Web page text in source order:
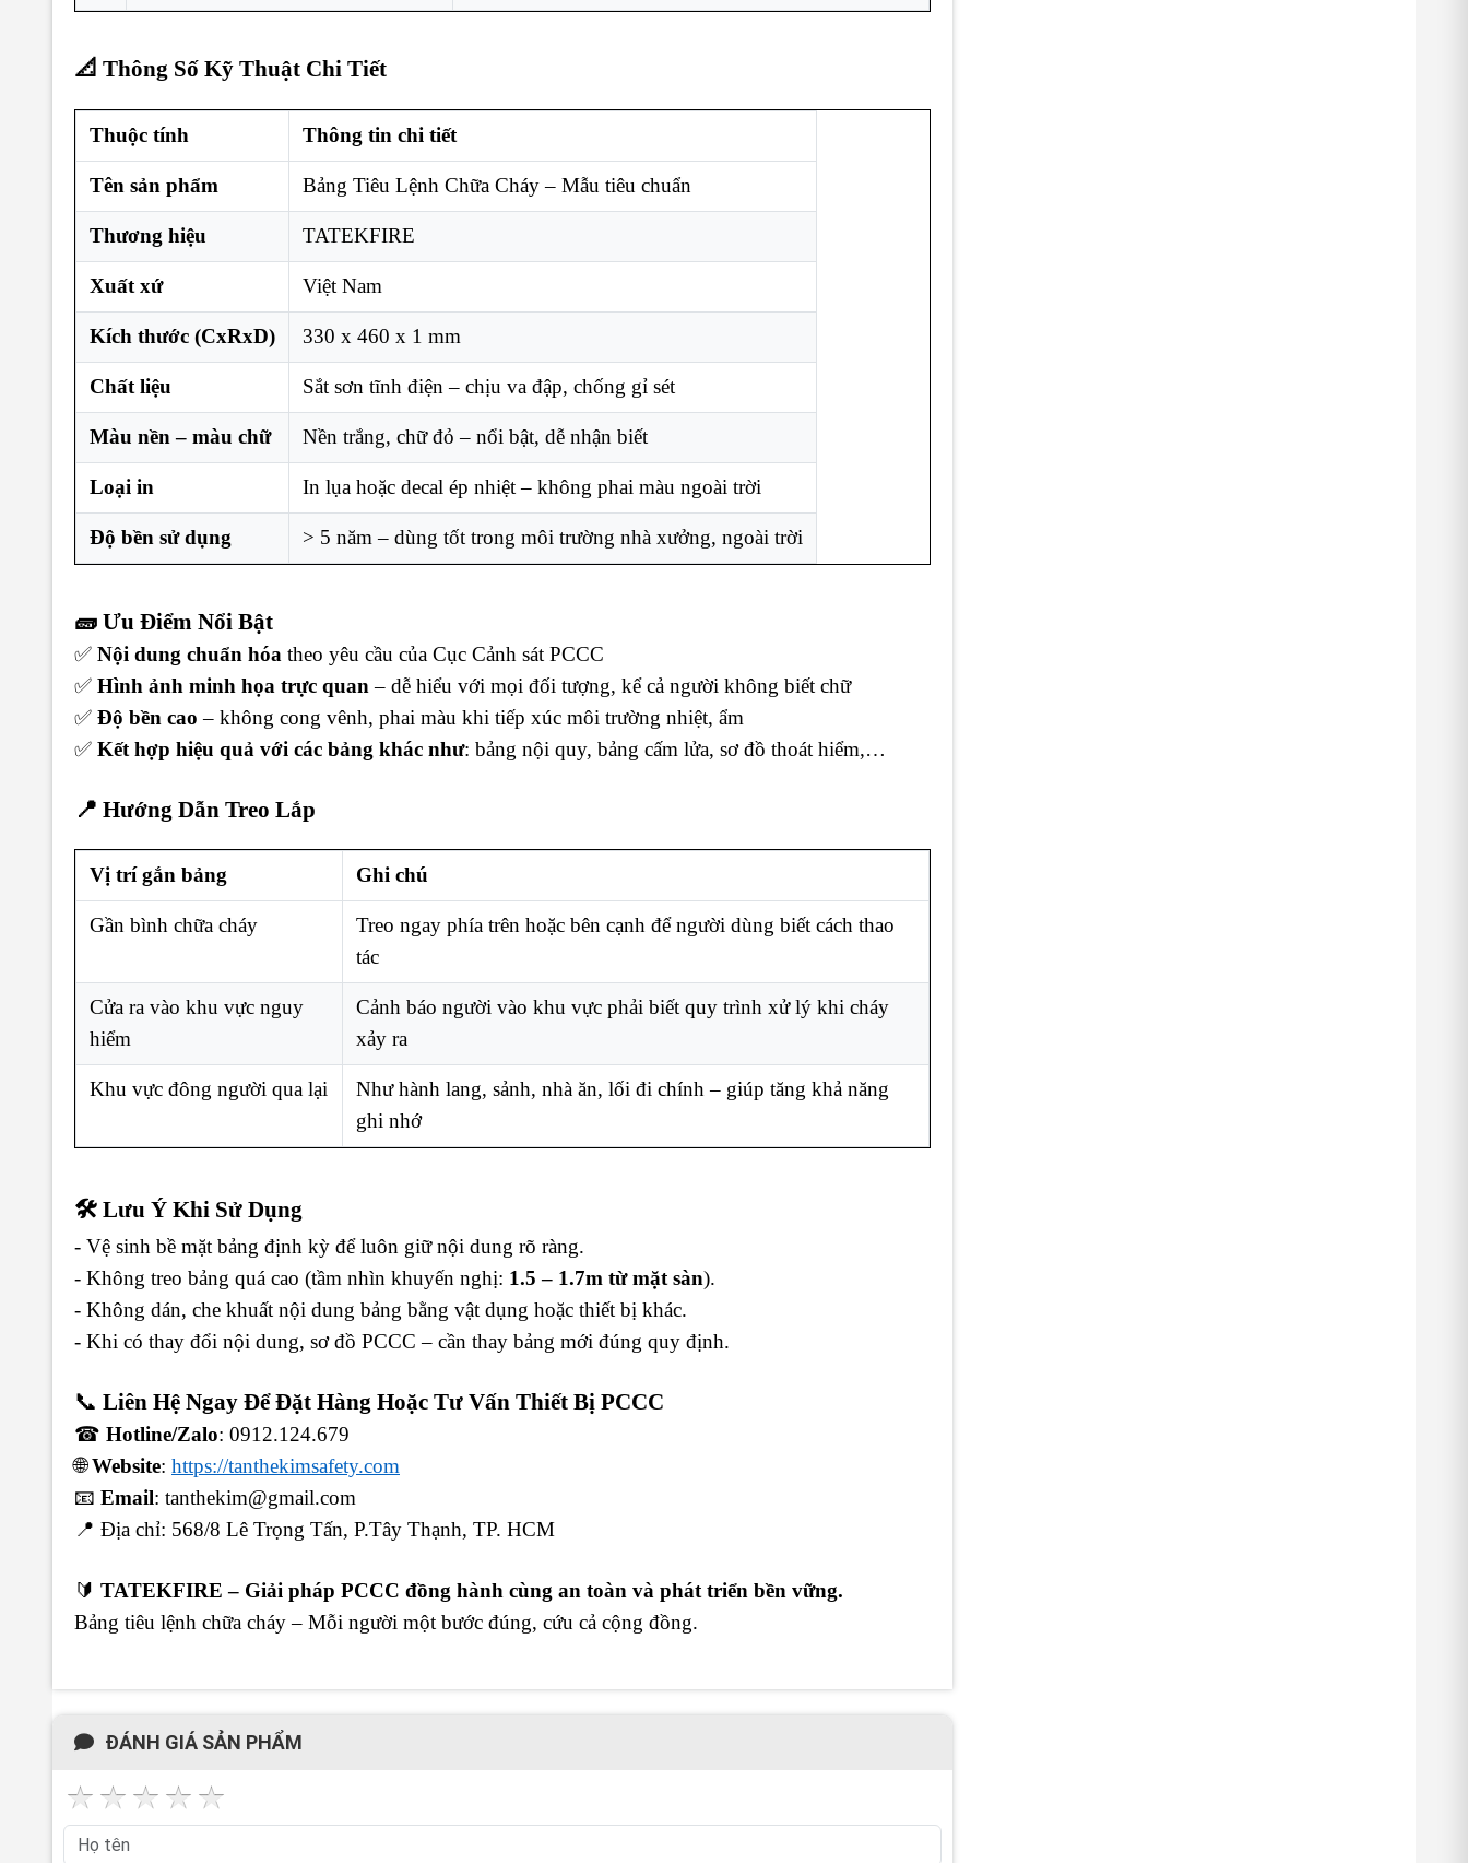
📐 Thông Số Kỹ Thuật Chi Tiết
Thuộc tính Thông tin chi tiết
Tên sản phẩm Bảng Tiêu Lệnh Chữa Cháy – Mẫu tiêu chuẩn
Thương hiệu TATEKFIRE
Xuất xứ Việt Nam
Kích thước (CxRxD) 330 x 460 x 1 mm
Chất liệu Sắt sơn tĩnh điện – chịu va đập, chống gỉ sét
Màu nền – màu chữ Nền trắng, chữ đỏ – nổi bật, dễ nhận biết
Loại in In lụa hoặc decal ép nhiệt – không phai màu ngoài trời
Độ bền sử dụng > 5 năm – dùng tốt trong môi trường nhà xưởng, ngoài trời
🧱 Ưu Điểm Nổi Bật
✅ Nội dung chuẩn hóa theo yêu cầu của Cục Cảnh sát PCCC
✅ Hình ảnh minh họa trực quan – dễ hiểu với mọi đối tượng, kể cả người không biết chữ
✅ Độ bền cao – không cong vênh, phai màu khi tiếp xúc môi trường nhiệt, ẩm
✅ Kết hợp hiệu quả với các bảng khác như: bảng nội quy, bảng cấm lửa, sơ đồ thoát hiểm,…
📍 Hướng Dẫn Treo Lắp
Vị trí gắn bảng Ghi chú
Gần bình chữa cháy
Treo ngay phía trên hoặc bên cạnh để người dùng biết cách thao
tác
Cửa ra vào khu vực nguy
hiểm
Cảnh báo người vào khu vực phải biết quy trình xử lý khi cháy
xảy ra
Khu vực đông người qua lại
Như hành lang, sảnh, nhà ăn, lối đi chính – giúp tăng khả năng
ghi nhớ
🛠️ Lưu Ý Khi Sử Dụng
- Vệ sinh bề mặt bảng định kỳ để luôn giữ nội dung rõ ràng.
- Không treo bảng quá cao (tầm nhìn khuyến nghị: 1.5 – 1.7m từ mặt sàn).
- Không dán, che khuất nội dung bảng bằng vật dụng hoặc thiết bị khác.
- Khi có thay đổi nội dung, sơ đồ PCCC – cần thay bảng mới đúng quy định.
📞 Liên Hệ Ngay Để Đặt Hàng Hoặc Tư Vấn Thiết Bị PCCC
☎ Hotline/Zalo: 0912.124.679
🌐Website: https://tanthekimsafety.com
📧 Email: tanthekim@gmail.com
📍 Địa chỉ: 568/8 Lê Trọng Tấn, P.Tây Thạnh, TP. HCM
🔰 TATEKFIRE – Giải pháp PCCC đồng hành cùng an toàn và phát triển bền vững.
Bảng tiêu lệnh chữa cháy – Mỗi người một bước đúng, cứu cả cộng đồng.
ĐÁNH GIÁ SẢN PHẨM